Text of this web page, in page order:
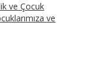
ve Çocuk
ve